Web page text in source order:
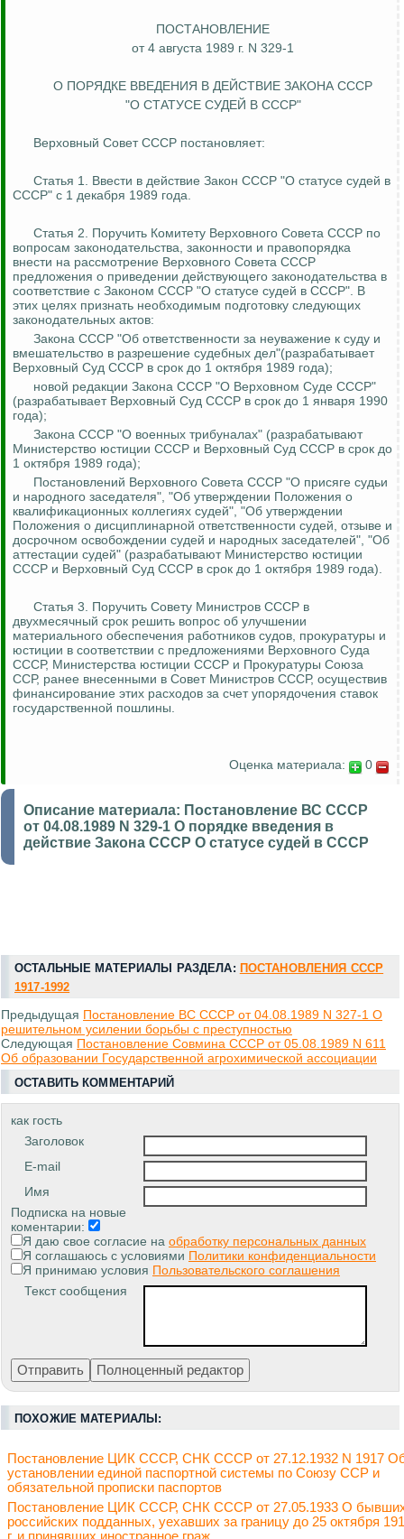
ПОСТАНОВЛЕНИЕ
от 4 августа 1989 г. N 329-1
О ПОРЯДКЕ ВВЕДЕНИЯ В ДЕЙСТВИЕ ЗАКОНА СССР
"О СТАТУСЕ СУДЕЙ В СССР"
Верховный Совет СССР постановляет:
Статья 1. Ввести в действие Закон СССР "О статусе судей в
СССР" с 1 декабря 1989 года.
Статья 2. Поручить Комитету Верховного Совета СССР по
вопросам законодательства, законности и правопорядка
внести на рассмотрение Верховного Совета СССР
предложения о приведении действующего законодательства в
соответствие с Законом СССР "О статусе судей в СССР". В
этих целях признать необходимым подготовку следующих
законодательных актов:
Закона СССР "Об ответственности за неуважение к суду и
вмешательство в разрешение судебных дел"(разрабатывает
Верховный Суд СССР в срок до 1 октября 1989 года);
новой редакции Закона СССР "О Верховном Суде СССР"
(разрабатывает Верховный Суд СССР в срок до 1 января 1990
года);
Закона СССР "О военных трибуналах" (разрабатывают
Министерство юстиции СССР и Верховный Суд СССР в срок до
1 октября 1989 года);
Постановлений Верховного Совета СССР "О присяге судьи
и народного заседателя", "Об утверждении Положения о
квалификационных коллегиях судей", "Об утверждении
Положения о дисциплинарной ответственности судей, отзыве и
досрочном освобождении судей и народных заседателей", "Об
аттестации судей" (разрабатывают Министерство юстиции
СССР и Верховный Суд СССР в срок до 1 октября 1989 года).
Статья 3. Поручить Совету Министров СССР в
двухмесячный срок решить вопрос об улучшении
материального обеспечения работников судов, прокуратуры и
юстиции в соответствии с предложениями Верховного Суда
СССР, Министерства юстиции СССР и Прокуратуры Союза
ССР, ранее внесенными в Совет Министров СССР, осуществив
финансирование этих расходов за счет упорядочения ставок
государственной пошлины.
Оценка материала: 0
Описание материала: Постановление ВС СССР
от 04.08.1989 N 329-1 О порядке введения в
действие Закона СССР О статусе судей в СССР
ОСТАЛЬНЫЕ МАТЕРИАЛЫ РАЗДЕЛА: ПОСТАНОВЛЕНИЯ СССР
1917-1992
Предыдущая Постановление ВС СССР от 04.08.1989 N 327-1 О
решительном усилении борьбы с преступностью
Следующая Постановление Совмина СССР от 05.08.1989 N 611
Об образовании Государственной агрохимической ассоциации
ОСТАВИТЬ КОММЕНТАРИЙ
как гость
Заголовок
E-mail
Имя
Подписка на новые
коментарии:
Я даю свое согласие на обработку персональных данных
Я соглашаюсь с условиями Политики конфиденциальности
Я принимаю условия Пользовательского соглашения
Текст сообщения
ПОХОЖИЕ МАТЕРИАЛЫ:
Постановление ЦИК СССР, СНК СССР от 27.12.1932 N 1917
установлении единой паспортной системы по Союзу ССР и
обязательной прописки паспортов
Постановление ЦИК СССР, СНК СССР от 27.05.1933 О
российских подданных, уехавших за границу до 25 октября